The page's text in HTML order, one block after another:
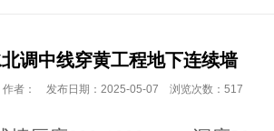
调中线穿黄工程地下连续墙
者： 发布日期：2025-05-07 浏览次数：517